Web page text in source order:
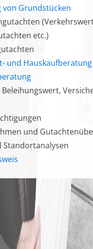
von Grundstücken
etc.)
und Hauskaufberatung
und
Standortanalysen